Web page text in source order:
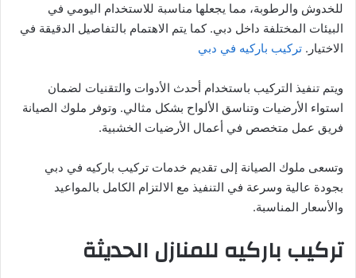
للخدوش والرطوبة، مما يجعلها مناسبة للاستخدام اليومي في
البيئات المختلفة داخل دبي. كما يتم الاهتمام بالتفاصيل الدقيقة في
الاختيار. تركيب باركيه في دبي
ويتم تنفيذ التركيب باستخدام أحدث الأدوات والتقنيات لضمان
استواء الأرضيات وتناسق الألواح بشكل مثالي. وتوفر ملوك الصيانة
فريق عمل متخصص في أعمال الأرضيات الخشبية.
وتسعى ملوك الصيانة إلى تقديم خدمات تركيب باركيه في دبي
بجودة عالية وسرعة في التنفيذ مع الالتزام الكامل بالمواعيد
والأسعار المناسبة.
تركيب باركيه للمنازل الحديثة